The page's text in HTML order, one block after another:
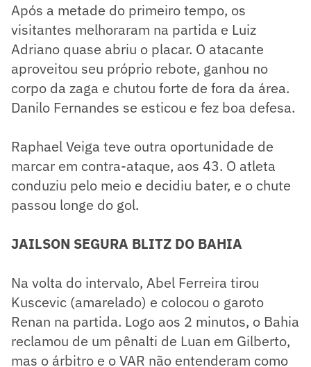
Após a metade do primeiro tempo, os
visitantes melhoraram na partida e Luiz
Adriano quase abriu o placar. O atacante
aproveitou seu próprio rebote, ganhou no
corpo da zaga e chutou forte de fora da área.
Danilo Fernandes se esticou e fez boa defesa.
Raphael Veiga teve outra oportunidade de
marcar em contra-ataque, aos 43. O atleta
conduziu pelo meio e decidiu bater, e o chute
passou longe do gol.
JAILSON SEGURA BLITZ DO BAHIA
Na volta do intervalo, Abel Ferreira tirou
Kuscevic (amarelado) e colocou o garoto
Renan na partida. Logo aos 2 minutos, o Bahia
reclamou de um pênalti de Luan em Gilberto,
mas o árbitro e o VAR não entenderam como